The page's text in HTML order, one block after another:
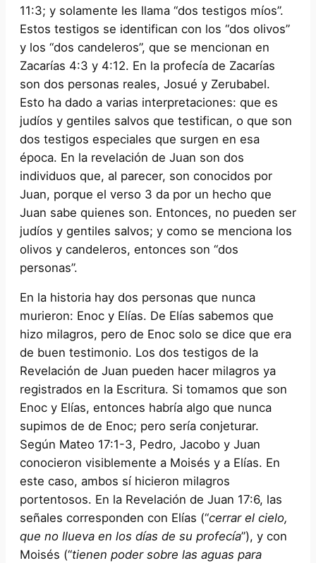
11:3; y solamente les llama “dos testigos míos”.
Estos testigos se identifican con los “dos olivos”
y los “dos candeleros”, que se mencionan en
Zacarías 4:3 y 4:12. En la profecía de Zacarías
son dos personas reales, Josué y Zerubabel.
Esto ha dado a varias interpretaciones: que es
judíos y gentiles salvos que testifican, o que son
dos testigos especiales que surgen en esa
época. En la revelación de Juan son dos
individuos que, al parecer, son conocidos por
Juan, porque el verso 3 da por un hecho que
Juan sabe quienes son. Entonces, no pueden ser
judíos y gentiles salvos; y como se menciona los
olivos y candeleros, entonces son “dos
personas”.
En la historia hay dos personas que nunca
murieron: Enoc y Elías. De Elías sabemos que
hizo milagros, pero de Enoc solo se dice que era
de buen testimonio. Los dos testigos de la
Revelación de Juan pueden hacer milagros ya
registrados en la Escritura. Si tomamos que son
Enoc y Elías, entonces habría algo que nunca
supimos de de Enoc; pero sería conjeturar.
Según Mateo 17:1-3, Pedro, Jacobo y Juan
conocieron visiblemente a Moisés y a Elías. En
este caso, ambos sí hicieron milagros
portentosos. En la Revelación de Juan 17:6, las
señales corresponden con Elías (“cerrar el cielo,
que no llueva en los días de su profecía”), y con
Moisés (“tienen poder sobre las aguas para